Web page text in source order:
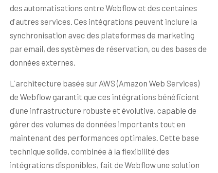
des automatisations entre Webflow et des centaines
d'autres services. Ces intégrations peuvent inclure la
synchronisation avec des plateformes de marketing
par email, des systèmes de réservation, ou des bases de
données externes.
L'architecture basée sur AWS (Amazon Web Services)
de Webflow garantit que ces intégrations bénéficient
d'une infrastructure robuste et évolutive, capable de
gérer des volumes de données importants tout en
maintenant des performances optimales. Cette base
technique solide, combinée à la flexibilité des
intégrations disponibles, fait de Webflow une solution